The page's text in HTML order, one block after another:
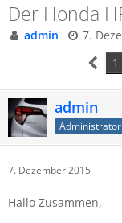
Der Honda
admin 7.
1
admin
Administrator
7. Dezember 2015
Hallo Zusammen,